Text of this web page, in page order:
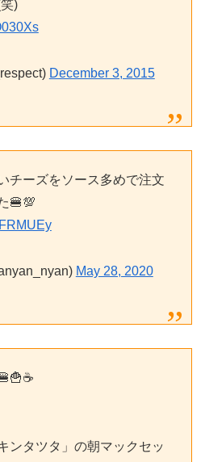
)
December 3, 2015
チーズをソース多めで注文
🍔💯
May 28, 2020
ンタツタ」の朝マックセッ